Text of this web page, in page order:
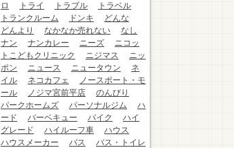
ロ
トライ トラブル
トラベル
トランクルーム
ドンキ
どんな
どんより
なかなか売れない
なし
ナン
ナンカレー ニーズ
ニコッ
トこどもクリニック
ニジマス
ニッ
ポン
ニュース ニュータウン
ネ
イル
ネコカフェ
ノースポート・モ
ール
ノジマ宮前平店
のんびり
パークホームズ
パーソナルジム
ハ
ード
バーベキュー バイク
ハイ
グレード
ハイルーフ車
ハウス
ハウスメーカー
バス
バス・トイレ